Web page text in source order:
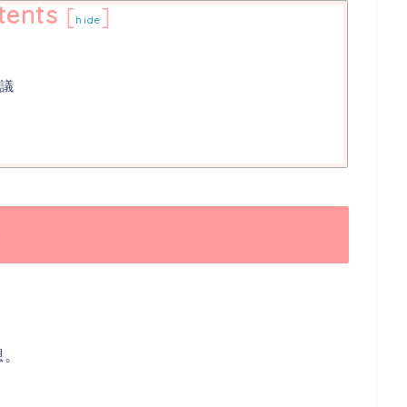
[hide]